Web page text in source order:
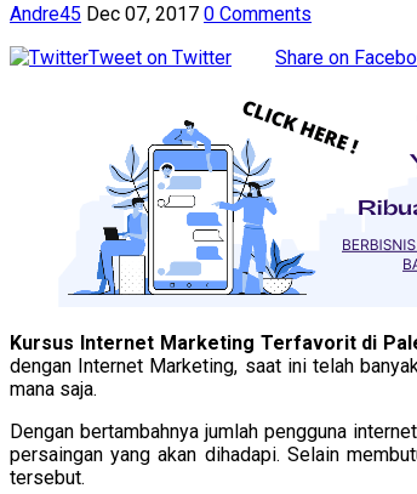
Andre45 Dec 07, 2017 0 Comments
Tweet on Twitter
Share on
Kursus Internet Marketing Terfavorit di
dengan Internet Marketing, saat ini telah
mana saja.
Dengan bertambahnya jumlah pengguna
persaingan yang akan dihadapi. Selain
tersebut.